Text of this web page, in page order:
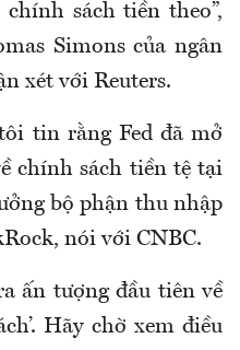
sách tiền theo”,
Simons của ngân
xét với Reuters.
tin rằng Fed đã mở
chính sách tiền tệ tại
bộ phận thu nhập
nói với CNBC.
ấn tượng đầu tiên về
Hãy chờ xem điều